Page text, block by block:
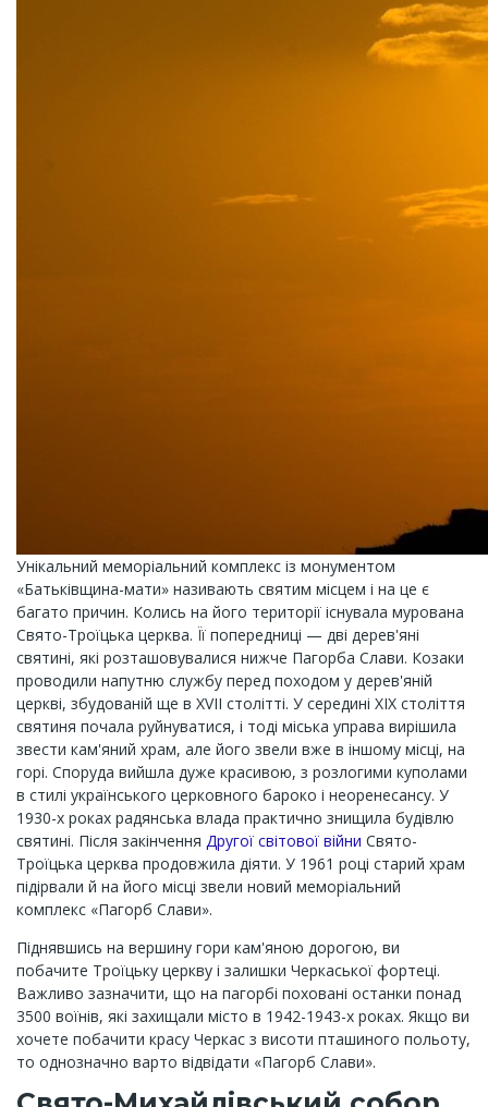
Унікальний меморіальний комплекс із монументом
«Батьківщина-мати» називають святим місцем і на це є
багато причин. Колись на його території існувала мурована
Свято-Троїцька церква. Її попередниці — дві дерев'яні
святині, які розташовувалися нижче Пагорба Слави. Козаки
проводили напутню службу перед походом у дерев'яній
церкві, збудованій ще в XVII столітті. У середині XIX століття
святиня почала руйнуватися, і тоді міська управа вирішила
звести кам'яний храм, але його звели вже в іншому місці, на
горі. Споруда вийшла дуже красивою, з розлогими куполами
в стилі українського церковного бароко і неоренесансу. У
1930-х роках радянська влада практично знищила будівлю
святині. Після закінчення Другої світової війни Свято-
Троїцька церква продовжила діяти. У 1961 році старий храм
підірвали й на його місці звели новий меморіальний
комплекс «Пагорб Слави».
Піднявшись на вершину гори кам'яною дорогою, ви
побачите Троїцьку церкву і залишки Черкаської фортеці.
Важливо зазначити, що на пагорбі поховані останки понад
3500 воїнів, які захищали місто в 1942-1943-х роках. Якщо ви
хочете побачити красу Черкас з висоти пташиного польоту,
то однозначно варто відвідати «Пагорб Слави».